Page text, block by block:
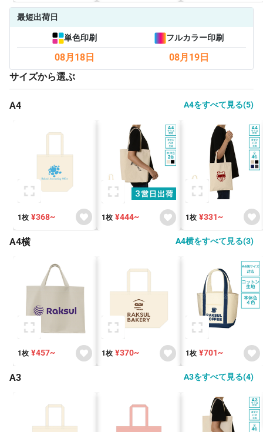
最短出荷日
単色印刷
08月18日
フルカラー印刷
08月19日
サイズから選ぶ
A4 A4をすべて見る(5)
1枚 ¥368~ 1枚 ¥444~ 1枚 ¥331~
A4横 A4横をすべて見る(3)
1枚 ¥457~ 1枚 ¥370~ 1枚 ¥701~
A3 A3をすべて見る(4)